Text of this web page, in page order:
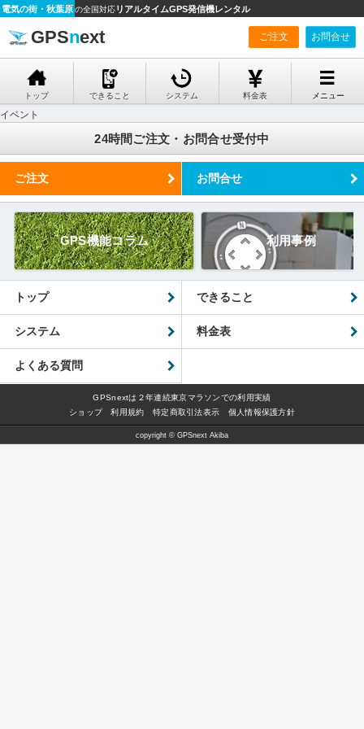
電気の街・秋葉原の全国対応リアルタイムGPS発信機レンタル
GPSnext ご注文 お問合せ
トップ できること システム 料金表 メニュー
イベント
24時間ご注文・お問合せ受付中
ご注文 お問合せ
GPS機能コラム 利用事例
トップ できること
システム 料金表
よくある質問
GPSnextは２年連続東京マラソンでの利用実績
ショップ
利用規約 特定商取引法表示 個人情報保護方針
copyright © GPSnext Akiba